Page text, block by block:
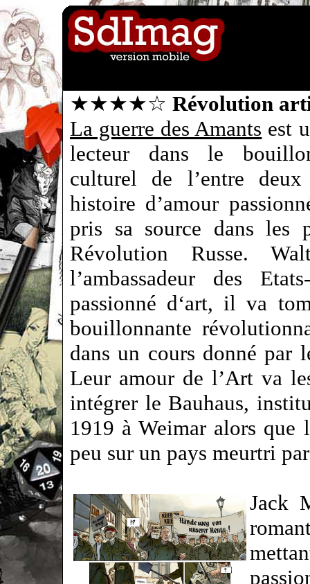
★★★★☆ Révolution
La guerre des Amants est
lecteur dans le
culturel de l’entre
histoire d’amour
pris sa source dans les
Révolution Russe.
l’ambassadeur des
passionné d‘art, il va
bouillonnante
dans un cours donné par
Leur amour de l’Art va
intégrer le Bauhaus,
1919 à Weimar alors que
peu sur un pays meurtri
Jack